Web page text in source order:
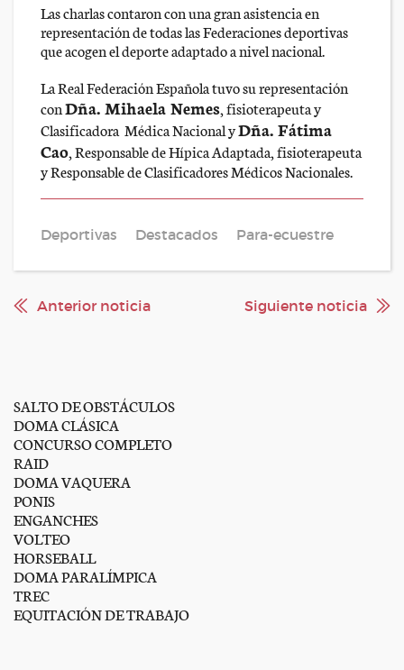
Las charlas contaron con una gran asistencia en
representación de todas las Federaciones deportivas
que acogen el deporte adaptado a nivel nacional.
La Real Federación Española tuvo su representación
conDña. Mihaela Nemes , fisioterapeuta y
Clasificadora Médica Nacional yDña. Fátima
Cao , Responsable de Hípica Adaptada, fisioterapeuta
y Responsable de Clasificadores Médicos Nacionales.
Deportivas Destacados Para-ecuestre
Anterior noticia Siguiente noticia
SALTO DE OBSTÁCULOS
DOMA CLÁSICA
CONCURSO COMPLETO
RAID
DOMA VAQUERA
PONIS
ENGANCHES
VOLTEO
HORSEBALL
DOMA PARALÍMPICA
TREC
EQUITACIÓN DE TRABAJO